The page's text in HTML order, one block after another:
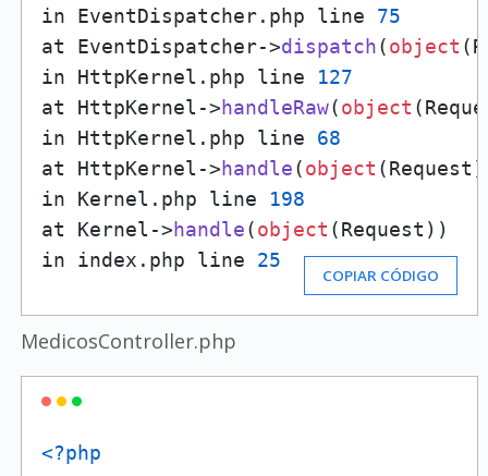
in EventDispatcher.php line 75
at EventDispatcher->dispatch(object
in HttpKernel.php line 127
at HttpKernel->handleRaw(object
in HttpKernel.php line 68
at HttpKernel->handle(object
in Kernel.php line 198
at Kernel->handle(object (Request))
in index.php line 25
COPIAR CÓDIGO
MedicosController.php
<?php